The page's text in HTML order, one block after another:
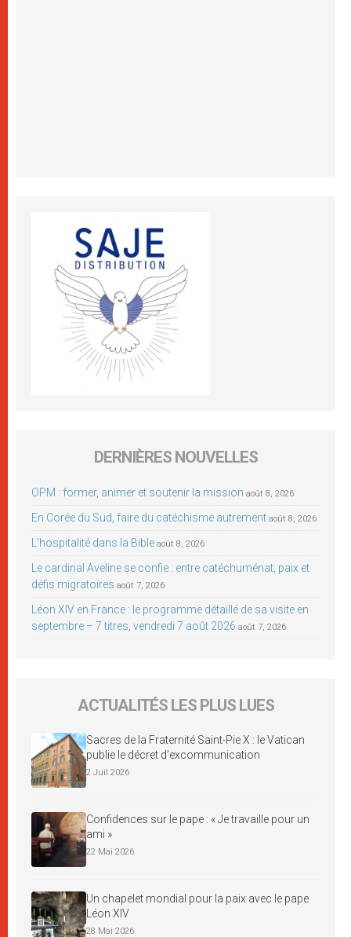
DERNIÈRES NOUVELLES
OPM : former, animer et soutenir la mission août 8, 2026
En Corée du Sud, faire du catéchisme autrement août 8, 2026
L’hospitalité dans la Bible août 8, 2026
Le cardinal Aveline se confie : entre catéchuménat, paix et
défis migratoires août 7, 2026
Léon XIV en France : le programme détaillé de sa visite en
septembre – 7 titres, vendredi 7 août 2026 août 7, 2026
ACTUALITÉS LES PLUS LUES
Sacres de la Fraternité Saint-Pie X : le Vatican
publie le décret d’excommunication
2 Juil 2026
Confidences sur le pape : « Je travaille pour un
ami »
22 Mai 2026
Un chapelet mondial pour la paix avec le pape
Léon XIV
28 Mai 2026